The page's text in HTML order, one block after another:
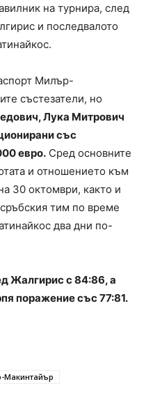
на турнира, след
и последвалото
Милър-
състезатели, но
Лука Митрович
със
евро. Сред основните
и отношението към
30 октомври, както и
тим по време
два дни по-
Жалгирис с 84:86, а
поражение със 77:81.
Макинтайър